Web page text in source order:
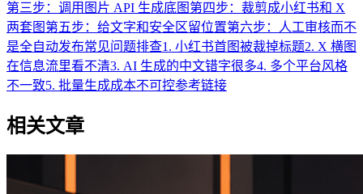
第三步：调用图片 API 生成底图 第四步：裁剪成小红书和 X
两套图 第五步：给文字和安全区留位置第六步：人工审核而不
是全自动发布常见问题排查1. 小红书首图被裁掉标题2. X 横图
在信息流里看不清3. AI 生成的中文错字很多4. 多个平台风格
不一致5. 批量生成成本不可控参考链接
相关文章